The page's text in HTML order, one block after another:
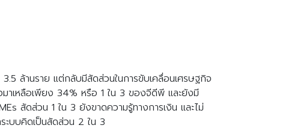
ล้านราย แต่กลับมีสัดส่วนในการขับเคลื่อนเศรษฐกิจ
าเหลือเพียง 34% หรือ 1 ใน 3 ของจีดีพี และยังมี
สัดส่วน 1 ใน 3 ยังขาดความรู้ทางการเงิน และไม่
ระบบคิดเป็นสัดส่วน 2 ใน 3